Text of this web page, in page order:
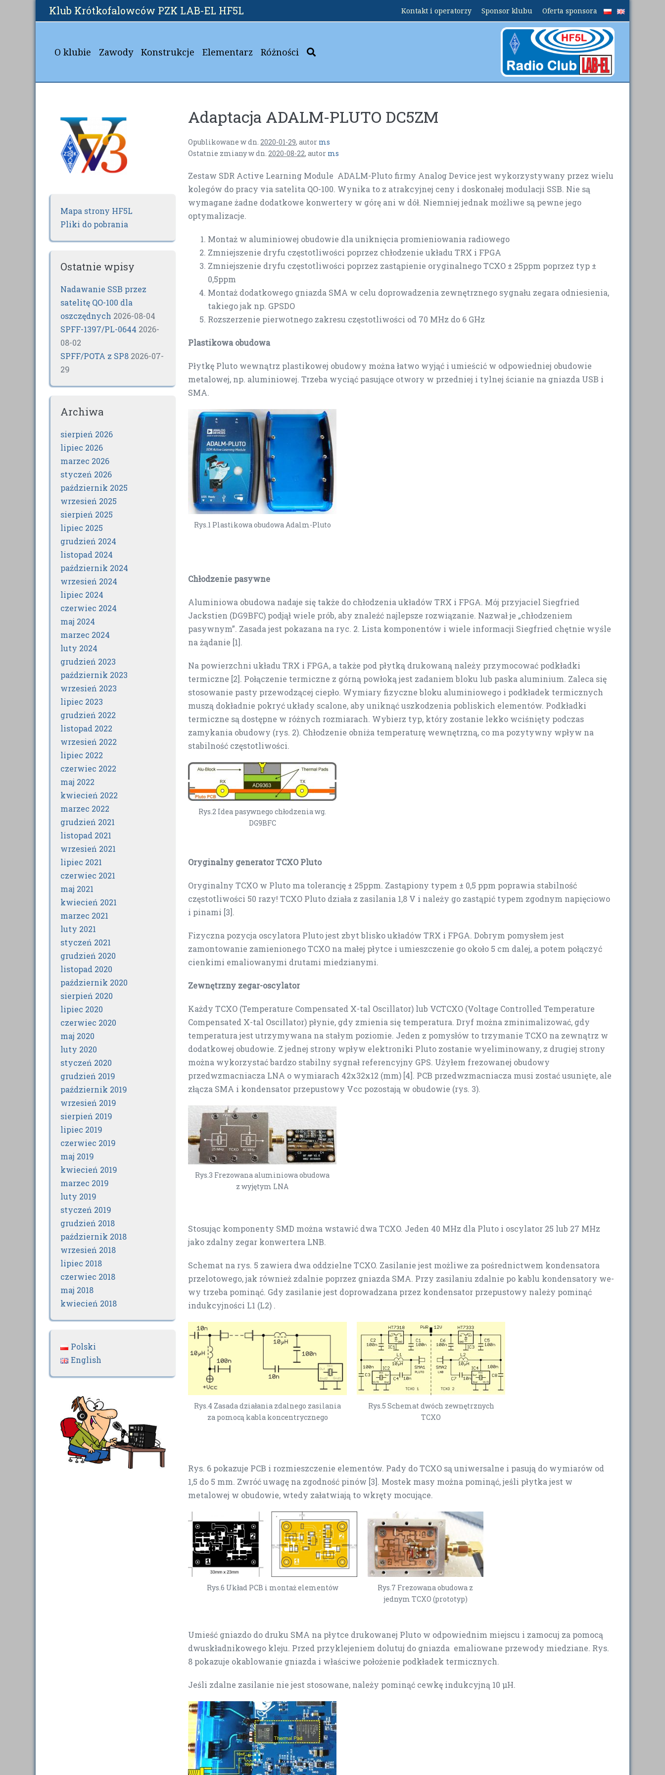
Klub Krótkofalowców PZK LAB-EL HF5L Kontakt i operatorzy Sponsor klubu Oferta sponsora
O klubie Zawody Konstrukcje Elementarz Różności
Mapa strony HF5L
Pliki do pobrania
Ostatnie wpisy
Nadawanie SSB przez
satelitę QO-100 dla
oszczędnych 2026-08-04
SPFF-1397/PL-0644 2026-
08-02
SPFF/POTA z SP8 2026-07-
29
Archiwa
sierpień 2026
lipiec 2026
marzec 2026
styczeń 2026
październik 2025
wrzesień 2025
sierpień 2025
lipiec 2025
grudzień 2024
listopad 2024
październik 2024
wrzesień 2024
lipiec 2024
czerwiec 2024
maj 2024
marzec 2024
luty 2024
grudzień 2023
październik 2023
wrzesień 2023
lipiec 2023
grudzień 2022
listopad 2022
wrzesień 2022
lipiec 2022
czerwiec 2022
maj 2022
kwiecień 2022
marzec 2022
grudzień 2021
listopad 2021
wrzesień 2021
lipiec 2021
czerwiec 2021
maj 2021
kwiecień 2021
marzec 2021
luty 2021
styczeń 2021
grudzień 2020
listopad 2020
październik 2020
sierpień 2020
lipiec 2020
czerwiec 2020
maj 2020
luty 2020
styczeń 2020
grudzień 2019
październik 2019
wrzesień 2019
sierpień 2019
lipiec 2019
czerwiec 2019
maj 2019
kwiecień 2019
marzec 2019
luty 2019
styczeń 2019
grudzień 2018
październik 2018
wrzesień 2018
lipiec 2018
czerwiec 2018
maj 2018
kwiecień 2018
Polski
English
Adaptacja ADALM-PLUTO DC5ZM
Opublikowane w dn. 2020-01-29,autor ms
Ostatnie zmiany w dn.2020-08-22,autor ms
Zestaw SDR Active Learning Module ADALM-Pluto firmy Analog Device jest wykorzystywany przez wielu
kolegów do pracy via satelita QO-100. Wynika to z atrakcyjnej ceny i doskonałej modulacji SSB. Nie są
wymagane żadne dodatkowe konwertery w górę ani w dół. Niemniej jednak możliwe są pewne jego
optymalizacje.
Montaż w aluminiowej obudowie dla uniknięcia promieniowania radiowego
Zmniejszenie dryfu częstotliwości poprzez chłodzenie układu TRX i FPGA
Zmniejszenie dryfu częstotliwości poprzez zastąpienie oryginalnego TCXO ± 25ppm poprzez typ ±
0,5ppm
Montaż dodatkowego gniazda SMA w celu doprowadzenia zewnętrznego sygnału zegara odniesienia,
takiego jak np. GPSDO
Rozszerzenie pierwotnego zakresu częstotliwości od 70 MHz do 6 GHz
Plastikowa obudowa
Płytkę Pluto wewnątrz plastikowej obudowy można łatwo wyjąć i umieścić w odpowiedniej obudowie
metalowej, np. aluminiowej. Trzeba wyciąć pasujące otwory w przedniej i tylnej ścianie na gniazda USB i
SMA.
Rys.1 Plastikowa obudowa Adalm-Pluto
Chłodzenie pasywne
Aluminiowa obudowa nadaje się także do chłodzenia układów TRX i FPGA. Mój przyjaciel Siegfried
Jackstien (DG9BFC) podjął wiele prób, aby znaleźć najlepsze rozwiązanie. Nazwał je „chłodzeniem
pasywnym”. Zasada jest pokazana na ryc. 2. Lista komponentów i wiele informacji Siegfried chętnie wyśle
na żądanie [1].
Na powierzchni układu TRX i FPGA, a także pod płytką drukowaną należy przymocować podkładki
termiczne [2]. Połączenie termiczne z górną powłoką jest zadaniem bloku lub paska aluminium. Zaleca się
stosowanie pasty przewodzącej ciepło. Wymiary fizyczne bloku aluminiowego i podkładek termicznych
muszą dokładnie pokryć układy scalone, aby uniknąć uszkodzenia pobliskich elementów. Podkładki
termiczne są dostępne w różnych rozmiarach. Wybierz typ, który zostanie lekko wciśnięty podczas
zamykania obudowy (rys. 2). Chłodzenie obniża temperaturę wewnętrzną, co ma pozytywny wpływ na
stabilność częstotliwości.
Rys.2 Idea pasywnego chłodzenia wg.
DG9BFC
Oryginalny generatorTCXOPluto
Oryginalny TCXO w Pluto ma tolerancję ± 25ppm. Zastąpiony typem ± 0,5 ppm poprawia stabilność
częstotliwości 50 razy! TCXO Pluto działa z zasilania 1,8 V i należy go zastąpić typem zgodnym napięciowo
i pinami [3].
Fizyczna pozycja oscylatora Pluto jest zbyt blisko układów TRX i FPGA. Dobrym pomysłem jest
zamontowanie zamienionego TCXO na małej płytce i umieszczenie go około 5 cm dalej, a potem połączyć
cienkimi emaliowanymi drutami miedzianymi.
Zewnętrzny zegar-oscylator
Każdy TCXO (Temperature Compensated X-tal Oscillator) lub VCTCXO (Voltage Controlled Temperature
Compensated X-tal Oscillator) płynie, gdy zmienia się temperatura. Dryf można zminimalizować, gdy
temperatura jest utrzymywana na stałym poziomie. Jeden z pomysłów to trzymanie TCXO na zewnątrz w
dodatkowej obudowie. Z jednej strony wpływ elektroniki Pluto zostanie wyeliminowany, z drugiej strony
można wykorzystać bardzo stabilny sygnał referencyjny GPS. Użyłem frezowanej obudowy
przedwzmacniacza LNA o wymiarach 42x32x12 (mm) [4]. PCB przedwzmacniacza musi zostać usunięte, ale
złącza SMA i kondensator przepustowy Vcc pozostają w obudowie (rys. 3).
Rys.3 Frezowana aluminiowa obudowa
z wyjętym LNA
Stosując komponenty SMD można wstawić dwa TCXO. Jeden 40 MHz dla Pluto i oscylator 25 lub 27 MHz
jako zdalny zegar konwertera LNB.
Schemat na rys. 5 zawiera dwa oddzielne TCXO. Zasilanie jest możliwe za pośrednictwem kondensatora
przelotowego, jak również zdalnie poprzez gniazda SMA. Przy zasilaniu zdalnie po kablu kondensatory we-
wy trzeba pominąć. Gdy zasilanie jest doprowadzana przez kondensator przepustowy należy pominąć
indukcyjności L1 (L2) .
Rys.4 Zasada działania zdalnego zasilania
za pomocą kabla koncentrycznego
Rys.5 Schemat dwóch zewnętrznych
TCXO
Rys. 6 pokazuje PCB i rozmieszczenie elementów. Pady do TCXO są uniwersalne i pasują do wymiarów od
1,5 do 5 mm. Zwróć uwagę na zgodność pinów [3]. Mostek masy można pominąć, jeśli płytka jest w
metalowej w obudowie, wtedy załatwiają to wkręty mocujące.
Rys.6 Układ PCB i montaż elementów
Rys.7 Frezowana obudowa z
jednym TCXO (prototyp)
Umieść gniazdo do druku SMA na płytce drukowanej Pluto w odpowiednim miejscu i zamocuj za pomocą
dwuskładnikowego kleju. Przed przyklejeniem dolutuj do gniazda emaliowane przewody miedziane. Rys.
8 pokazuje okablowanie gniazda i właściwe położenie podkładek termicznych.
Jeśli zdalne zasilanie nie jest stosowane, należy pominąć cewkę indukcyjną 10 µH.